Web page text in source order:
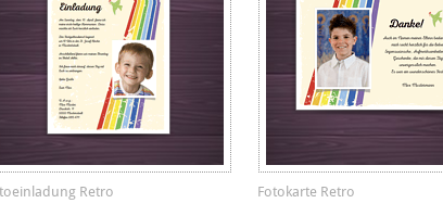
Retro Fotokarte Retro